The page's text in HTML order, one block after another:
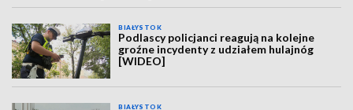
BIAŁYSTOK
Podlascy policjanci reagują na kolejne
groźne incydenty z udziałem hulajnóg
[WIDEO]
BIAŁYSTOK